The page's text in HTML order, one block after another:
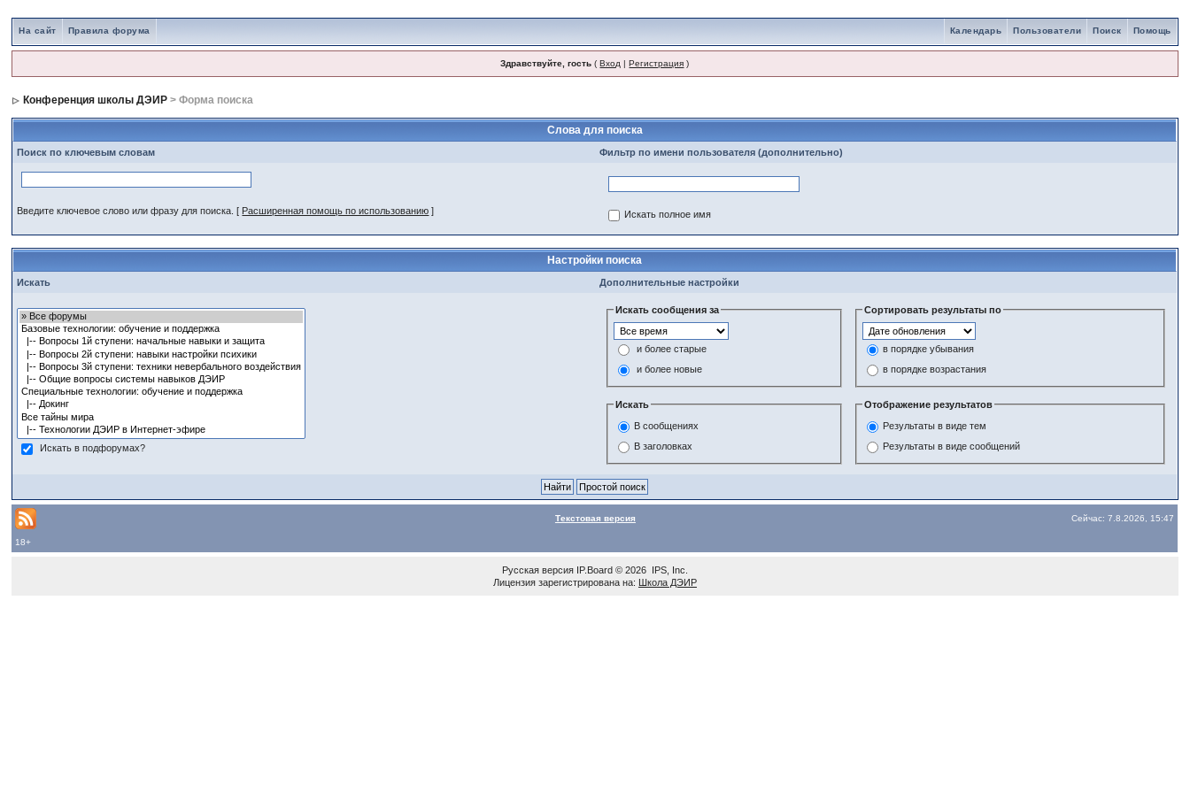
На сайт Правила форума Помощь
Поиск
Пользователи
Календарь
Здравствуйте, гость (Вход |Регистрация )
Конференция школы ДЭИР > Форма поиска
Слова для поиска
Поиск по ключевым словам Фильтр по имени пользователя (дополнительно)
Введите ключевое слово или фразу для поиска. [ Расширенная помощь по использованию ] Искать полное имя
Настройки поиска
Искать Дополнительные настройки
Искать в подфорумах?
Искать сообщения за
и более старые
и более новые
Сортировать результаты по
в порядке убывания
в порядке возрастания
Искать
В сообщениях
В заголовках
Отображение результатов
Результаты в виде тем
Результаты в виде сообщений
Текстовая версия Сейчас: 7.8.2026, 15:47
18+
Русская версия IP.Board© 2026 IPS, Inc
Лицензия зарегистрирована на: Школа ДЭИР